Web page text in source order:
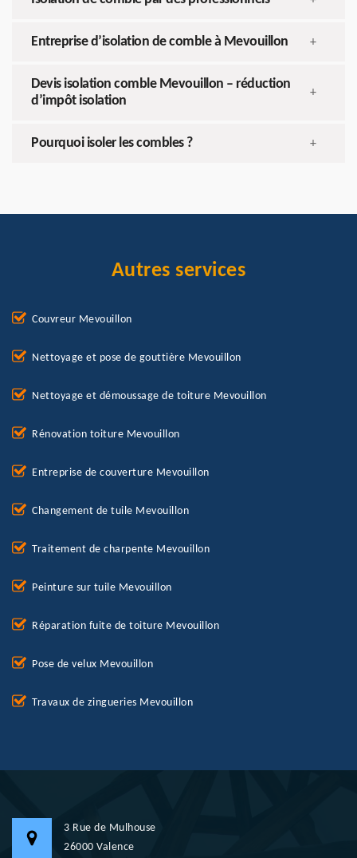
Entreprise d’isolation de comble à Mevouillon +
Devis isolation comble Mevouillon – réduction
d’impôt isolation
+
Pourquoi isoler les combles ? +
Autres services
Couvreur Mevouillon
Nettoyage et pose de gouttière Mevouillon
Nettoyage et démoussage de toiture Mevouillon
Rénovation toiture Mevouillon
Entreprise de couverture Mevouillon
Changement de tuile Mevouillon
Traitement de charpente Mevouillon
Peinture sur tuile Mevouillon
Réparation fuite de toiture Mevouillon
Pose de velux Mevouillon
Travaux de zingueries Mevouillon
3 Rue de Mulhouse
26000 Valence